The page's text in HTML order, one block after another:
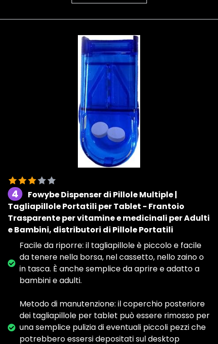
4
Fowybe Dispenser di Pillole Multiple |
Tagliapillole Portatili per Tablet - Frantoio
Trasparente per vitamine e medicinali per Adulti
e Bambini, distributori di Pillole Portatili
Facile da riporre: il tagliapillole è piccolo e facile
da tenere nella borsa, nel cassetto, nello zaino o
in tasca. È anche semplice da aprire e adatto a
bambini e adulti.
Metodo di manutenzione: il coperchio posteriore
dei tagliapillole per tablet può essere rimosso per
una semplice pulizia di eventuali piccoli pezzi che
potrebbero essersi depositati sul desktop